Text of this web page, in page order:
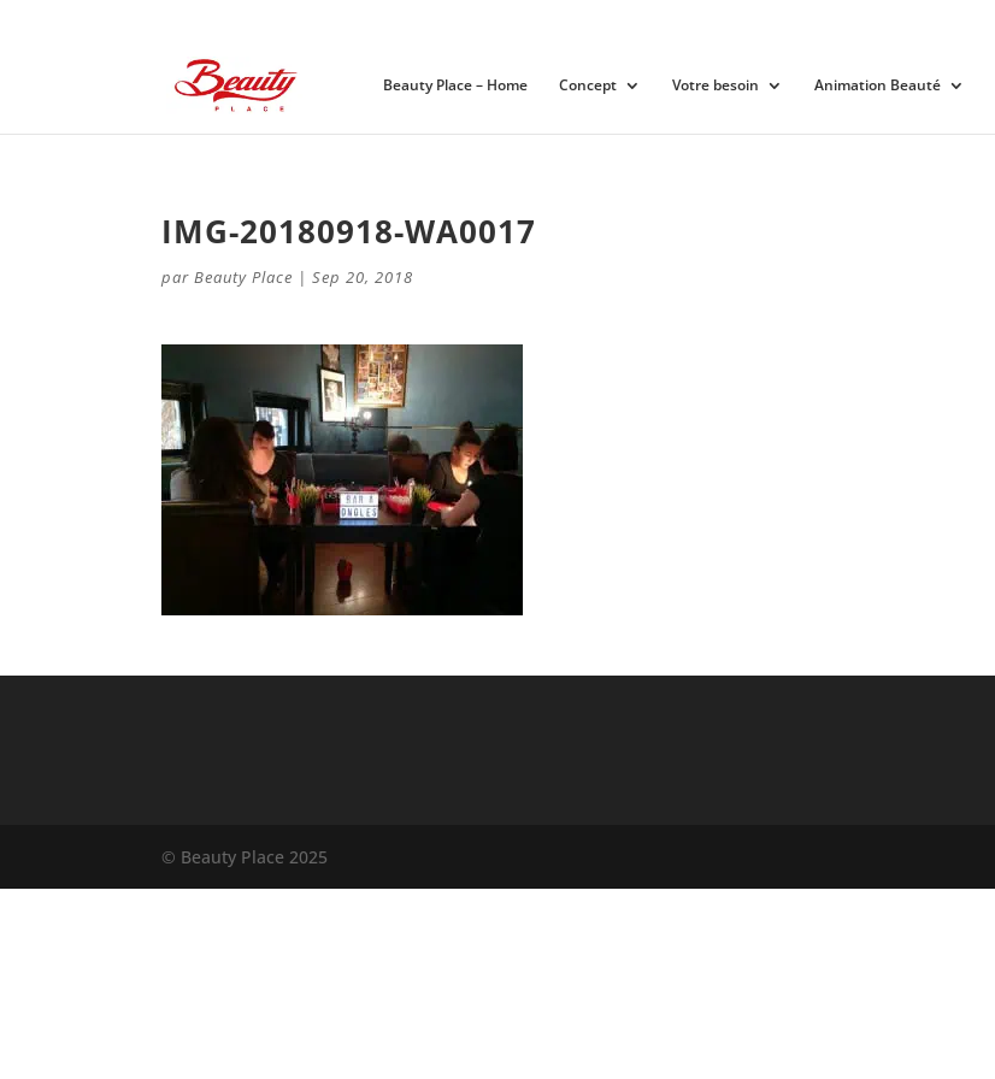
Beauty Place – Home Concept Votre besoin Animation Beauté
IMG-20180918-WA0017
parBeauty Place |Sep 20, 2018
© Beauty Place 2025